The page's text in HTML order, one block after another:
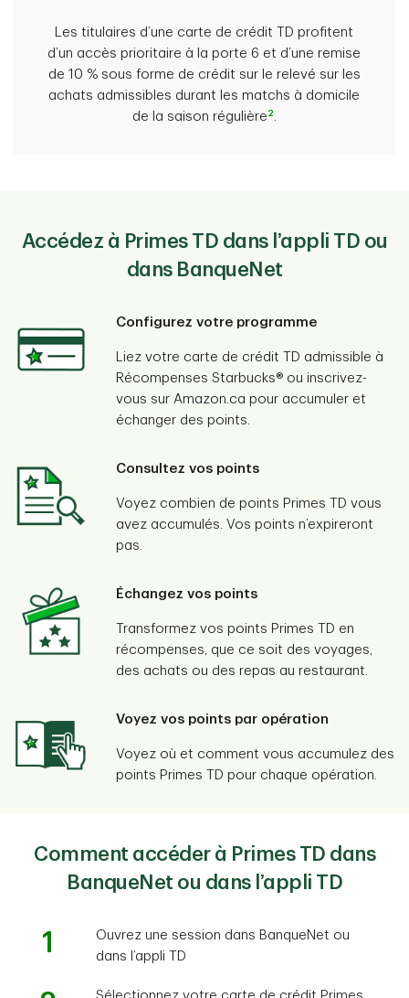
Les titulaires d’une carte de crédit TD profitent
d’un accès prioritaire à la porte 6 et d’une remise
de 10 % sous forme de crédit sur le relevé sur les
achats admissibles durant les matchs à domicile
de la saison régulière 2 .
Accédez à Primes TD dans l’appli TD ou
dans BanqueNet
Configurez votre programme
Liez votre carte de crédit TD admissible à
Récompenses Starbucks® ou inscrivez-
vous sur Amazon.ca pour accumuler et
échanger des points.
Consultez vos points
Voyez combien de points Primes TD vous
avez accumulés. Vos points n’expireront
pas.
Échangez vos points
Transformez vos points Primes TD en
récompenses, que ce soit des voyages,
des achats ou des repas au restaurant.
Voyez vos points par opération
Voyez où et comment vous accumulez des
points Primes TD pour chaque opération.
Comment accéder à Primes TD dans
BanqueNet ou dans l’appli TD
1
Ouvrez une session dans BanqueNet ou
dans l’appli TD